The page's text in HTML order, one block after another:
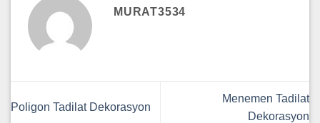
MURAT3534
Poligon Tadilat Dekorasyon
Menemen Tadilat
Dekorasyon